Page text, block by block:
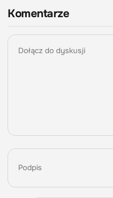
Komentarze